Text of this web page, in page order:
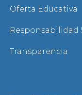
Oferta Educativa
Responsabilidad
Transparencia